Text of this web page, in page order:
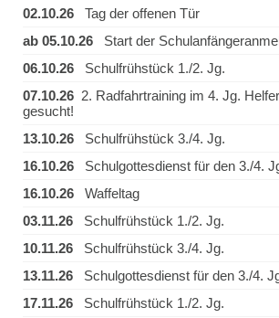
02.10.26 Tag der offenen Tür
ab 05.10.26 Start der
06.10.26 Schulfrühstück 1./2. Jg.
07.10.26 2. Radfahrtraining im 4. Jg.
gesucht!
13.10.26 Schulfrühstück 3./4. Jg.
16.10.26 Schulgottesdienst für den 3./4.
16.10.26 Waffeltag
03.11.26 Schulfrühstück 1./2. Jg.
10.11.26 Schulfrühstück 3./4. Jg.
13.11.26 Schulgottesdienst für den 3./4.
17.11.26 Schulfrühstück 1./2. Jg.